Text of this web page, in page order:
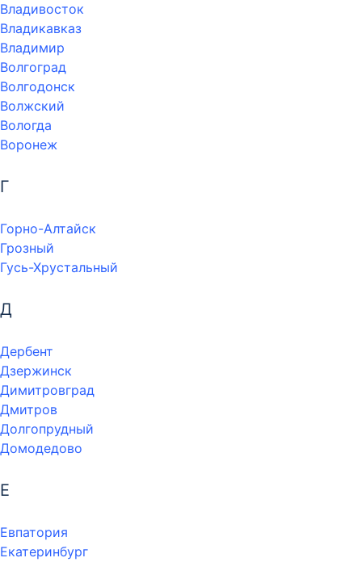
Владивосток
Владикавказ
Владимир
Волгоград
Волгодонск
Волжский
Вологда
Воронеж
Г
Горно-Алтайск
Грозный
Гусь-Хрустальный
Д
Дербент
Дзержинск
Димитровград
Дмитров
Долгопрудный
Домодедово
Е
Евпатория
Екатеринбург